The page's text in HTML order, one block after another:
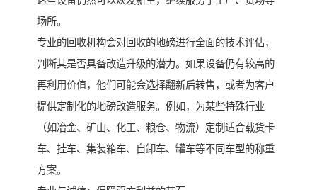
场所。
专业的回收机构会对回收的地磅进行全面的技术评估，
判断其是否具备改造升级的潜力。如果设备仍有较高的
再利用价值，他们可能会选择翻新后转售，或者为客户
提供定制化的地磅改造服务。例如，为某些特殊行业
（如冶金、矿山、化工、粮仓、物流）定制适合载货卡
车、挂车、集装箱车、自卸车、罐车等不同车型的称重
方案。